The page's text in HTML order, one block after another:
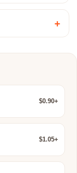
+
$0.90+
$1.05+